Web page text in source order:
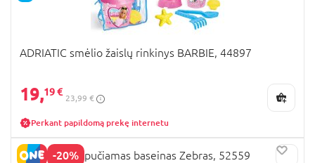
ADRIATIC smėlio žaislų rinkinys BARBIE, 44897
19,19 €
23,99 €
Perkant papildomą prekę internetu
-20%
BESTWAY pripučiamas baseinas Zebras, 52559